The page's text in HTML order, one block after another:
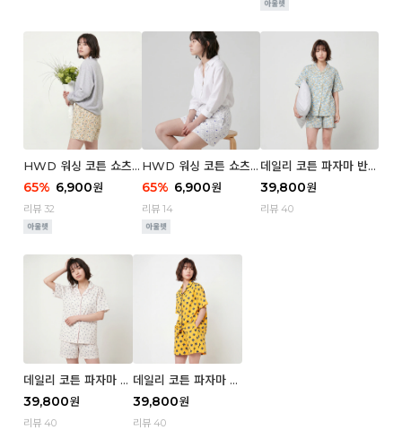
HWD 워싱 코튼 쇼츠
(우먼) - 02 Retro flo
wer
65% 6,900원
리뷰 32
HWD 워싱 코튼 쇼츠
(우먼) - 01 Blue whal
e
65% 6,900원
리뷰 14
데일리 코튼 파자마 반팔
세트 (우먼) - 03 Sum
mer lane
39,800원
리뷰 40
데일리 코튼 파자마 반
팔 세트 (우먼) - 02
Blue cherry
39,800원
리뷰 40
데일리 코튼 파자마 반
팔 세트 (우먼) - 01 Mi
z
39,800원
리뷰 40